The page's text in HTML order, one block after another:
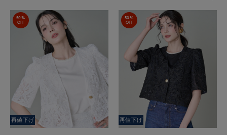
50%
OFF
再値下げ
50%
OFF
再値下げ